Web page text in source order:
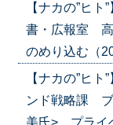
【ナカの”ヒ
書・広報室
のめり込む（
【ナカの”ヒ
ンド戦略課